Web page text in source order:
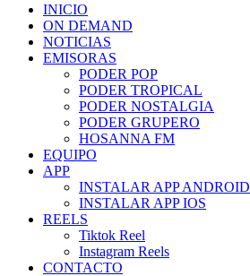
INICIO
ON DEMAND
NOTICIAS
EMISORAS
PODER POP
PODER TROPICAL
PODER NOSTALGIA
PODER GRUPERO
HOSANNA FM
EQUIPO
APP
INSTALAR APP ANDROID
INSTALAR APP IOS
REELS
Tiktok Reel
Instagram Reels
CONTACTO